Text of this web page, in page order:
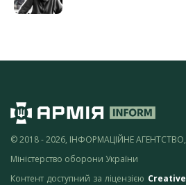
© 2018 - 2026, ІНФОРМАЦІЙНЕ АГЕНТСТВО,
Міністерство оборони України
Контент доступний за ліцензією